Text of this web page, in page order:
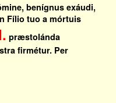
benígnus exáudi,
Fílio tuo a mórtuis
præstolánda
firmétur. Per